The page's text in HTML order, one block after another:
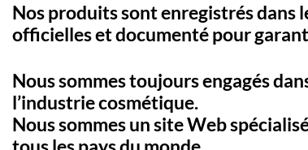
Nos produits sont enregistrés dans
officielles et documenté pour
Nous sommes toujours engagés
l’industrie cosmétique.
Nous sommes un site Web